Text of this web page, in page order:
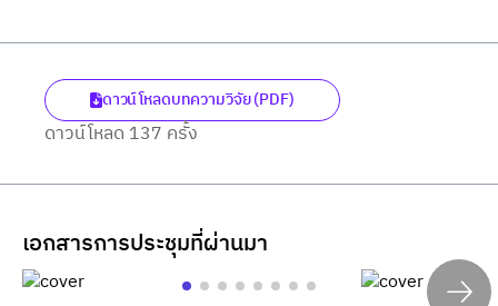
ดาวน์โหลดบทความวิจัย (PDF)
ดาวน์โหลด 137 ครั้ง
เอกสารการประชุมที่ผ่านมา